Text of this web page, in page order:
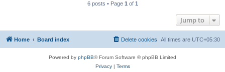
6 posts • Page 1 of 1
Jump to
Home Board index All times are UTC+05:30
Delete cookies
Powered by phpBB® Forum Software © phpBB Limited
Privacy| Terms